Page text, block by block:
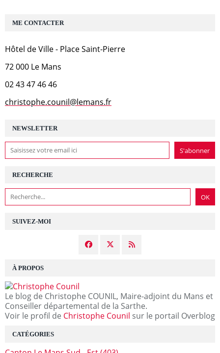
NEWSLETTER
SUIVEZ-MOI
RECHERCHE
À PROPOS
Le blog de Christophe COUNIL, Maire-adjoint du Mans et
Conseiller départemental de la Sarthe.
Voir le profil de Christophe Counil sur le portail Overblog
CATÉGORIES
ME CONTACTER
Hôtel de Ville - Place Saint-Pierre
72 000 Le Mans
02 43 47 46 46
christophe.counil@lemans.fr